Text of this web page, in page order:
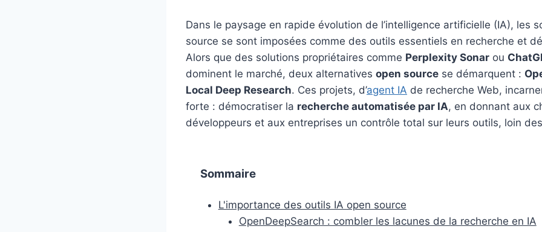
Dans le paysage en rapide évolution de l’intelligence artificielle (IA), les
source se sont imposées comme des outils essentiels en recherche et
Alors que des solutions propriétaires comme Perplexity Sonar ou
dominent le marché, deux alternatives open source se démarquent :
Local Deep Research. Ces projets, d’agent IA de recherche Web,
forte : démocratiser la recherche automatisée par IA, en donnant aux
développeurs et aux entreprises un contrôle total sur leurs outils, loin
Sommaire
L'importance des outils IA open source
OpenDeepSearch : combler les lacunes de la recherche en IA